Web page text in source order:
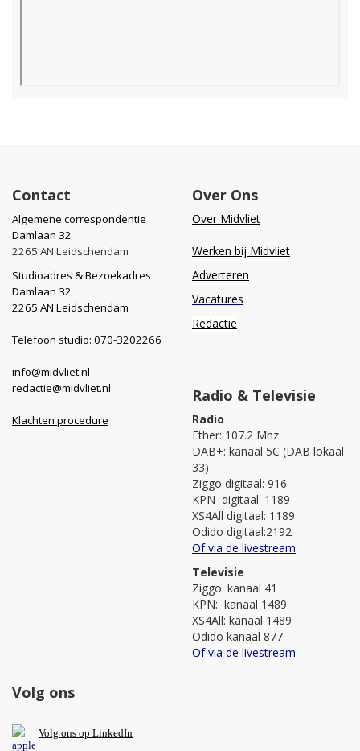
Contact
Algemene correspondentie
Damlaan 32
2265 AN Leidschendam
Studioadres & Bezoekadres
Damlaan 32
2265 AN Leidschendam
Telefoon studio: 070-3202266
info@midvliet.nl
redactie@midvliet.nl
Klachten procedure
Over Ons
Over Midvliet
Werken bij Midvliet
Adverteren
Vacatures
Redactie
Radio & Televisie
Radio
Ether: 107.2 Mhz
DAB+: kanaal 5C (DAB lokaal
33)
Ziggo digitaal: 916
KPN digitaal: 1189
XS4All digitaal: 1189
Odido digitaal:2192
Of via de livestream
Televisie
Ziggo: kanaal 41
KPN: kanaal 1489
XS4All: kanaal 1489
Odido kanaal 877
Of via de livestream
Volg ons
Volg ons op LinkedIn